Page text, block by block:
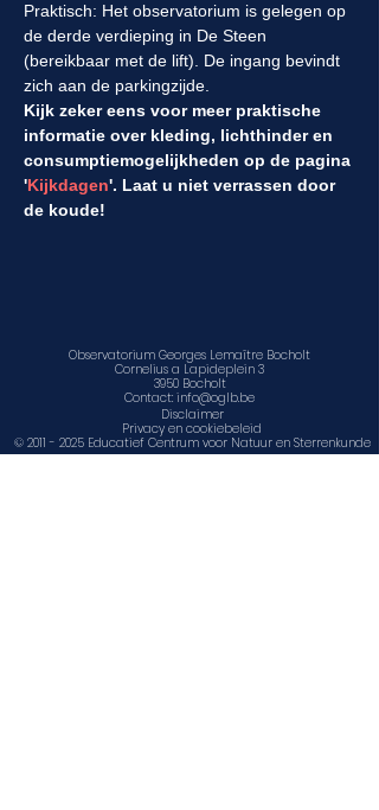
Praktisch: Het observatorium is gelegen op
de derde verdieping in De Steen
(bereikbaar met de lift). De ingang bevindt
zich aan de parkingzijde.
Kijk zeker eens voor meer praktische
informatie over kleding, lichthinder en
consumptiemogelijkheden op de pagina
'Kijkdagen'. Laat u niet verrassen door
de koude!
Observatorium Georges Lemaître Bocholt
Cornelius a Lapideplein 3
3950 Bocholt
Contact: info@oglb.be
Disclaimer
Privacy en cookiebeleid
© 2011 - 2025Educatief Centrum voor Natuur en Sterrenkunde
vzw